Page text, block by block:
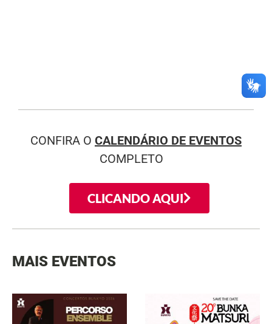
CONFIRA O CALENDÁRIO DE EVENTOS
COMPLETO
CLICANDO AQUI
MAIS EVENTOS